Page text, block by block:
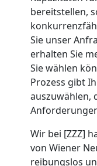
bereitstellen,
Sie unser
erhalten Sie
Sie wählen
Prozess gibt
auszuwählen,
Wir bei [ZZZ]
von Wiener
reibungslos
Neustadt
Wiener
Neustadt